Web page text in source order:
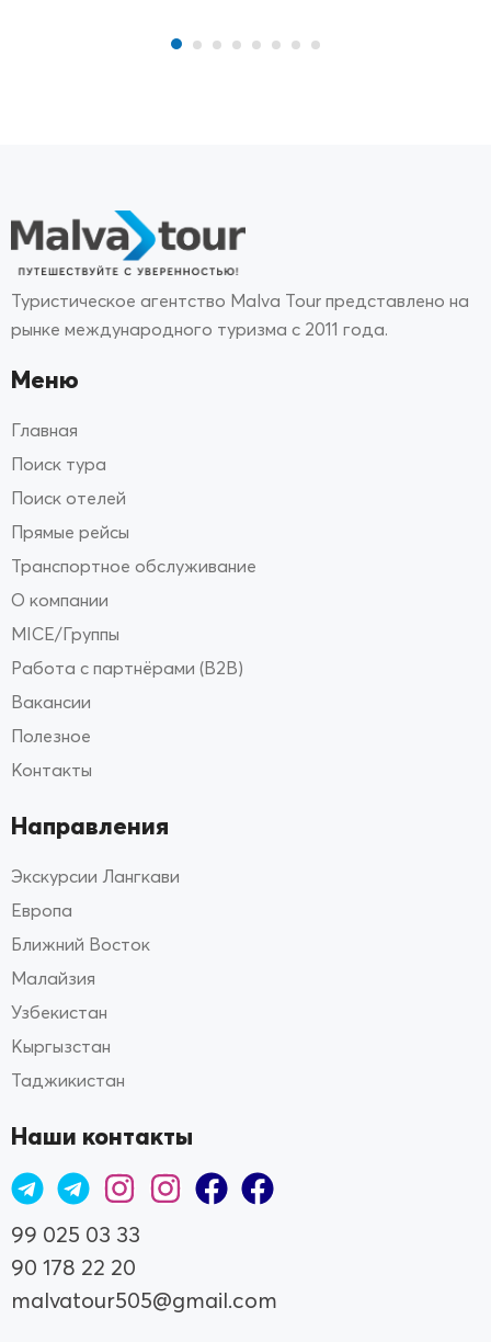
Туристическое агентство Malva Tour представлено на
рынке международного туризма с 2011 года.
Меню
Главная
Поиск тура
Поиск отелей
Прямые рейсы
Транспортное обслуживание
О компании
MICE/Группы
Работа с партнёрами (B2B)
Вакансии
Полезное
Контакты
Направления
Экскурсии Лангкави
Европа
Ближний Восток
Малайзия
Узбекистан
Кыргызстан
Таджикистан
Наши контакты
99 025 03 33
90 178 22 20
malvatour505@gmail.com